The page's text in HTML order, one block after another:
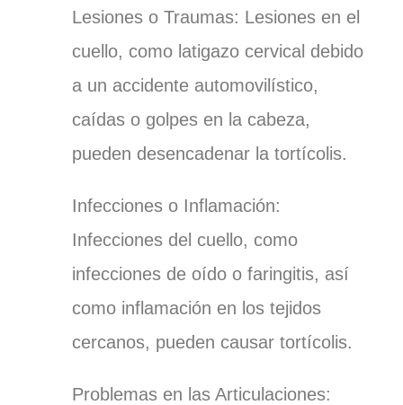
Lesiones o Traumas: Lesiones en el
cuello, como latigazo cervical debido
a un accidente automovilístico,
caídas o golpes en la cabeza,
pueden desencadenar la tortícolis.
Infecciones o Inflamación:
Infecciones del cuello, como
infecciones de oído o faringitis, así
como inflamación en los tejidos
cercanos, pueden causar tortícolis.
Problemas en las Articulaciones: